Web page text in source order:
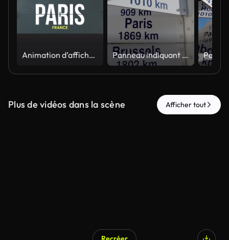
Animation d’affichage à rabat divisée montrant « Paris » avec canal alpha. Panneau indiquant les distances vers les grandes villes sous un ciel dégagé
Plus de vidéos dans la scène Afficher tout